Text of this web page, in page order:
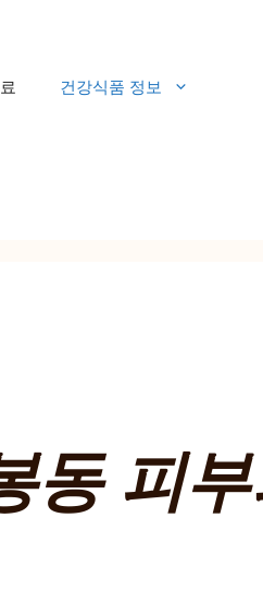
건강식품 정보
동 피